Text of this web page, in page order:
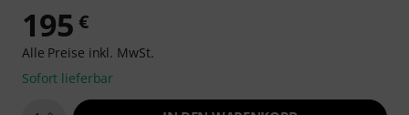
195 €
Alle Preise inkl. MwSt.
Sofort lieferbar